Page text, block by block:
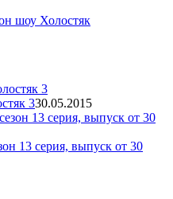
шоу Холостяк
330.05.2015
13 серия, выпуск от 30